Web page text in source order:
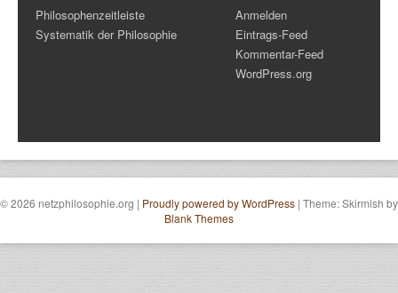
Philosophenzeitleiste
Systematik der Philosophie
Anmelden
Eintrags-Feed
Kommentar-Feed
WordPress.org
© 2026 netzphilosophie.org | Proudly powered by WordPress | Theme: Skirmish by
Blank Themes